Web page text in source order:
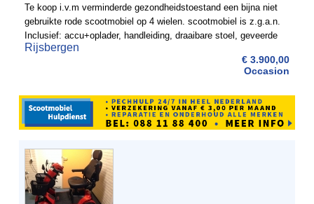
Te koop i.v.m verminderde gezondheidstoestand een bijna niet
gebruikte rode scootmobiel op 4 wielen. scootmobiel is z.g.a.n.
Inclusief: accu+oplader, handleiding, draaibare stoel, geveerde
zitting, spiegel en mandje voorkant.20 km per ...
Rijsbergen
€ 3.900,00
Occasion